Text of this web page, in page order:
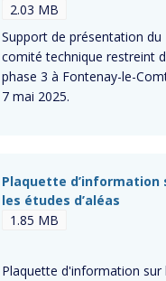
2.03 MB
Support de présentation du
comité technique restreint
phase 3 à Fontenay-le-
7 mai 2025.
Plaquette d’information
les études d’aléas
1.85 MB
Plaquette d'information sur